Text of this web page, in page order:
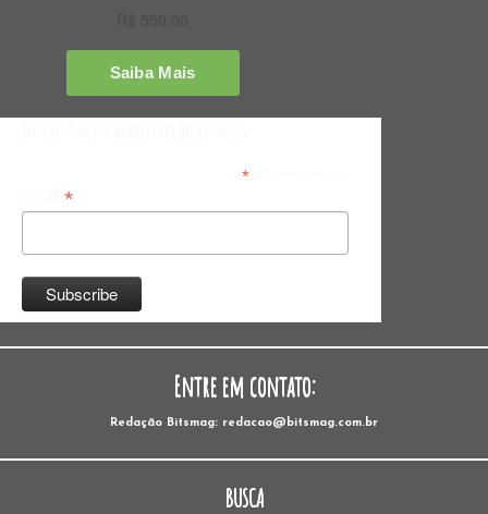
*indicates required
*
Entre em contato:
Redação Bitsmag: redacao@bitsmag.com.br
BUSCA